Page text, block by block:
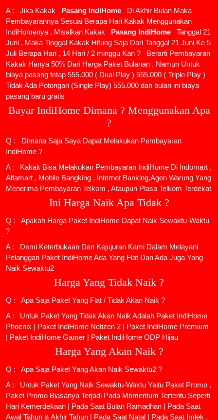
A : Jika Kakak
Pasang IndiHome
Di Akhir Bulan Maka
Pembayarannya Sesuai Berapa Hari Kakak Menggunakan
IndiHomenya , Misalkan Kakak
Pasang IndiHome
Tanggal 21
Juni , Maka Tinggal Kakak Hitung Saja Dari Tanggal 21 Juni Ke 5
Juli Berapa Hari , 14 Hari / 2 minggu Kan ? Berarti Pembayaran
Kakak Hanya 50% Dari Harga Paket Bulanan , Namun Untuk
biaya pasang tetap 555.000 ( Dual Play ) 555.000 ( Triple Play )
Tidak Ada Potongan (Single Play) 555.000 dan bulan ini biaya
pasang baru gratis
Bayar IndiHome Dimana ? Menggunakan Apa
?
Q : Dimana Saja Saya Dapat Melakukan Pembayaran
IndiHome ?
A : Kakak Bisa Melakukan Pembayaran IndiHome Di Indomart ,
Alfamart , Mobile Bangking , Internet Banking,Agen Warung Yang
Menerima Pembayaran Telkom , Ataupun Plasa Telkom Terdekat
Ini Harga Naik Apa Tidak ?
Q : Apakah Harga Paket IndiHome Dapat Naik Sewaktu-Waktu
?
A : Demi Keterbukaan Dan Kejujuran Kami Dalam Melayani
Pelanggan Paket IndiHome Ada Yang Flat Dan Ada Juga Yang
Naik Sewaktu2
Harga Yang Tidak Naik ?
Q : Apa Saja Paket Yang Flat / Tidak Akan Naik ?
A : Untuk Paket Yang Tidak Akan Naik Adalah Paket IndiHome
Phoenix | Paket IndiHome Netizen 2 | Paket IndiHome Premium
| Paket IndiHome Gamer | Paket IndiHome ODP Hijau
Harga Yang Akan Naik ?
Q : Apa Saja Paket Yang Akan Naik Sewaktu2 ?
A : Untuk Paket Yang Naik Sewaktu-Waktu Yaitu Paket Promo ,
Paket Promo Biasanya Terjadi Pada Momentum Tertentu Seperti
Hari Kemerdekaan | Pada Saat Bulan Ramadhan | Pada Saat
Awal Tahun & Akhir Tahun | Pada Saat Natal | Pada Saat Imlek ,